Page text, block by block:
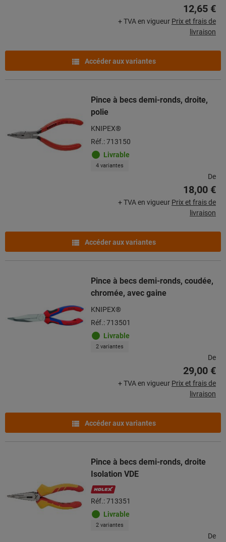
12,65 €
+ TVA en vigueur Prix et frais de
livraison
Accéder aux variantes
Pince à becs demi-ronds, droite,
polie
KNIPEX®
Réf.: 713150
Livrable
4 variantes
De
18,00 €
+ TVA en vigueur Prix et frais de
livraison
Accéder aux variantes
Pince à becs demi-ronds, coudée,
chromée, avec gaine
KNIPEX®
Réf.: 713501
Livrable
2 variantes
De
29,00 €
+ TVA en vigueur Prix et frais de
livraison
Accéder aux variantes
Pince à becs demi-ronds, droite
Isolation VDE
Réf.: 713351
Livrable
2 variantes
De